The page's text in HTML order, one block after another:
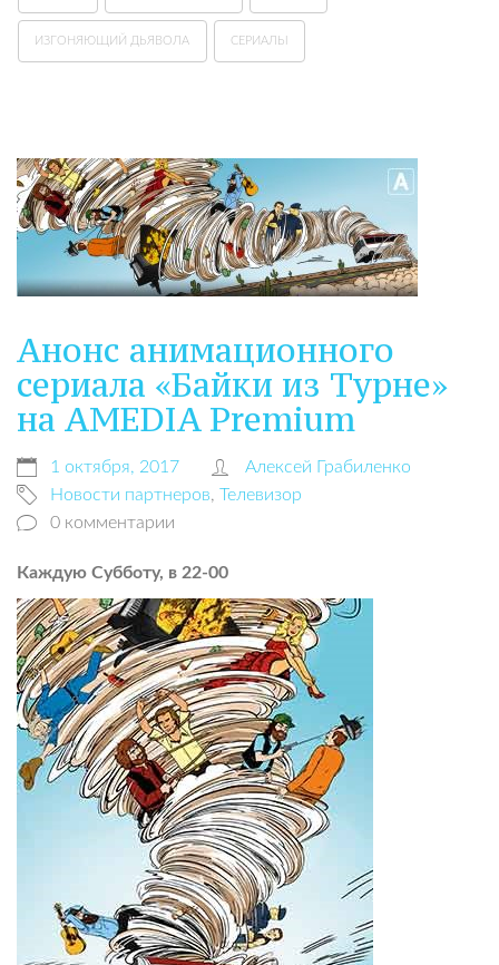
ИЗГОНЯЮЩИЙ ДЬЯВОЛА СЕРИАЛЫ
Анонс анимационного
сериала «Байки из Турне»
на АMEDIA Premium
1 октября, 2017
Алексей Грабиленко
Новости партнеров, Телевизор
0 комментарии
Каждую Субботу, в 22-00